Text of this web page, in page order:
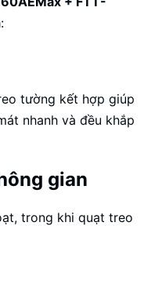
tường kết hợp giúp
nhanh và đều khắp
gian
trong khi quạt treo